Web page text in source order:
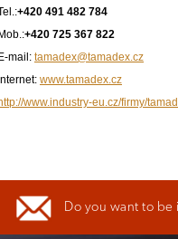
+420 491 482 784
Mob.:+420 725 367 822
E-mail: tamadex@tamadex.cz
Internet: www.tamadex.cz
http://www.industry-eu.cz/firmy/
Do you want to